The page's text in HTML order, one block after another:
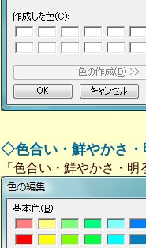
◇色合い・鮮やかさ・
「色合い・鮮やかさ・明